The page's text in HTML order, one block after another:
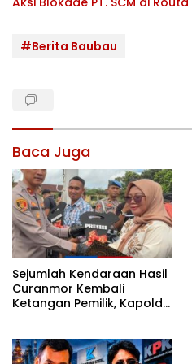
#Berita Baubau
Baca Juga
Sejumlah Kendaraan Hasil
Curanmor Kembali
Ketangan Pemilik, Kapolda